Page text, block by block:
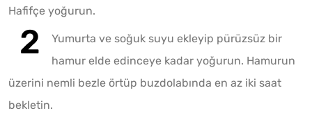
Hafifçe yoğurun.
Yumurta ve soğuk suyu ekleyip pürüzsüz bir
hamur elde edinceye kadar yoğurun. Hamurun
üzerini nemli bezle örtüp buzdolabında en az iki saat
bekletin.